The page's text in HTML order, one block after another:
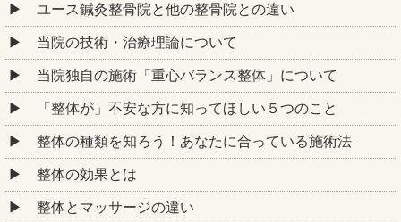
ユース鍼灸整骨院と他の整骨院との違い
当院の技術・治療理論について
当院独自の施術「重心バランス整体」について
「整体が」不安な方に知ってほしい５つのこと
整体の種類を知ろう！あなたに合っている施術法
整体の効果とは
整体とマッサージの違い